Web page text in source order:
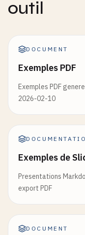
outil
DOCUMENT
Exemples PDF
Exemples PDF
2026-02-10
Exemples de
Presentations
export PDF
DOCUMENT